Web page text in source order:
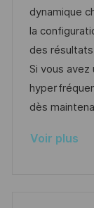
i
s
a
t
i
o
d
a
f
f
i
h
é
g
o
r
i
e
dynamique
la
des
Si vous
dès
Voir plus